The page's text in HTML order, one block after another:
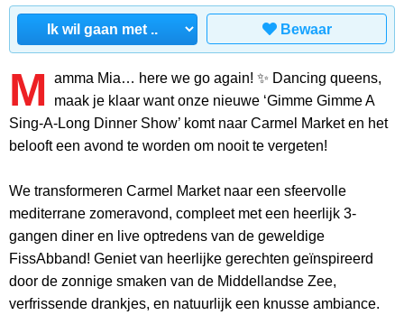
Bewaar
M
amma Mia… here we go again! ✨ Dancing queens,
maak je klaar want onze nieuwe ‘Gimme Gimme A
Sing-A-Long Dinner Show’ komt naar Carmel Market en het
belooft een avond te worden om nooit te vergeten!
We transformeren Carmel Market naar een sfeervolle
mediterrane zomeravond, compleet met een heerlijk 3-
gangen diner en live optredens van de geweldige
FissAbband! Geniet van heerlijke gerechten geïnspireerd
door de zonnige smaken van de Middellandse Zee,
verfrissende drankjes, en natuurlijk een knusse ambiance.